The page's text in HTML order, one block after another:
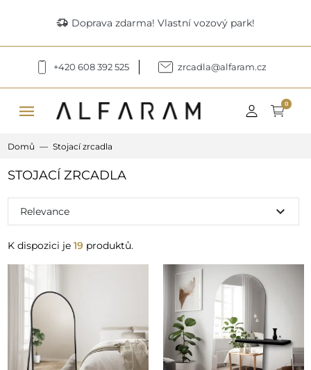
delivery_truck_speed Doprava zdarma! Vlastní vozový park!
+420 608 392 525 zrcadla@alfaram.cz
menu 0
Domů Stojací zrcadla
STOJACÍ ZRCADLA
K dispozici je 19produktů.
Relevance expand_more